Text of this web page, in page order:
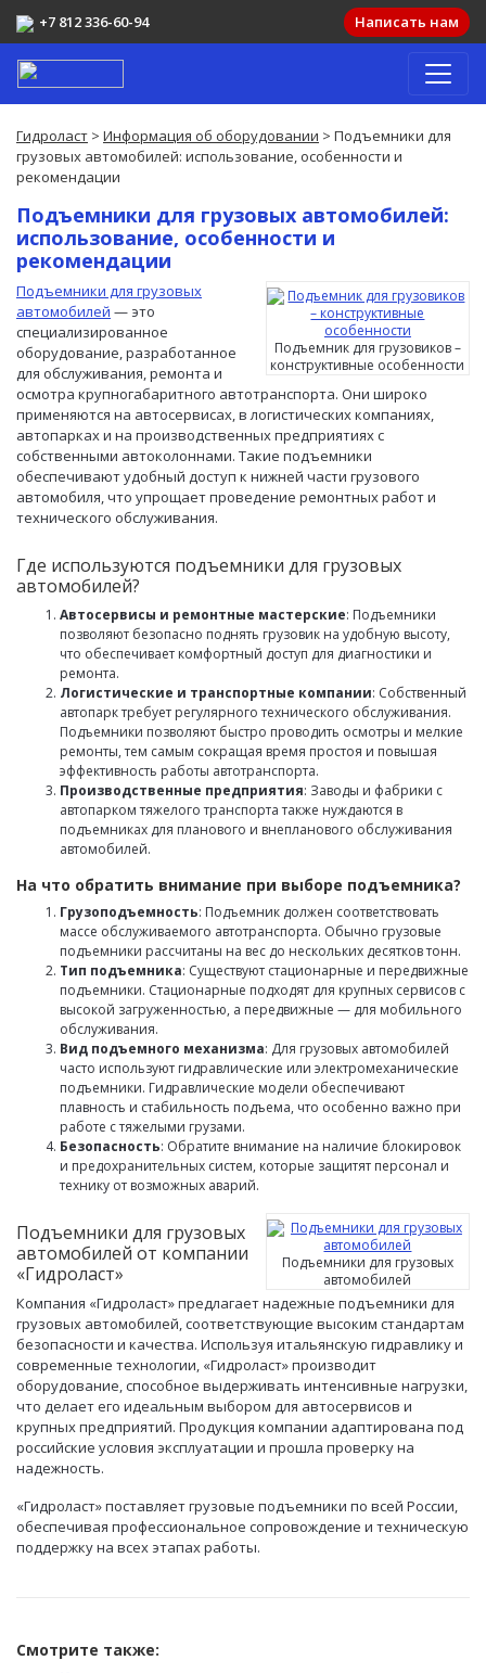
+7 812 336-60-94 Написать нам
Гидроласт > Информация об оборудовании > Подъемники для
грузовых автомобилей: использование, особенности и
рекомендации
Подъемники для грузовых автомобилей:
использование, особенности и
рекомендации
Подъемник для грузовиков –
конструктивные особенности
Подъемники для грузовых
автомобилей — это
специализированное
оборудование, разработанное
для обслуживания, ремонта и
осмотра крупногабаритного автотранспорта. Они широко
применяются на автосервисах, в логистических компаниях,
автопарках и на производственных предприятиях с
собственными автоколоннами. Такие подъемники
обеспечивают удобный доступ к нижней части грузового
автомобиля, что упрощает проведение ремонтных работ и
технического обслуживания.
Где используются подъемники для грузовых
автомобилей?
Автосервисы и ремонтные мастерские: Подъемники
позволяют безопасно поднять грузовик на удобную высоту,
что обеспечивает комфортный доступ для диагностики и
ремонта.
Логистические и транспортные компании: Собственный
автопарк требует регулярного технического обслуживания.
Подъемники позволяют быстро проводить осмотры и мелкие
ремонты, тем самым сокращая время простоя и повышая
эффективность работы автотранспорта.
Производственные предприятия: Заводы и фабрики с
автопарком тяжелого транспорта также нуждаются в
подъемниках для планового и внепланового обслуживания
автомобилей.
На что обратить внимание при выборе подъемника?
Грузоподъемность: Подъемник должен соответствовать
массе обслуживаемого автотранспорта. Обычно грузовые
подъемники рассчитаны на вес до нескольких десятков тонн.
Тип подъемника: Существуют стационарные и передвижные
подъемники. Стационарные подходят для крупных сервисов с
высокой загруженностью, а передвижные — для мобильного
обслуживания.
Вид подъемного механизма: Для грузовых автомобилей
часто используют гидравлические или электромеханические
подъемники. Гидравлические модели обеспечивают
плавность и стабильность подъема, что особенно важно при
работе с тяжелыми грузами.
Безопасность: Обратите внимание на наличие блокировок
и предохранительных систем, которые защитят персонал и
технику от возможных аварий.
Подъемники для грузовых
автомобилей
Подъемники для грузовых
автомобилей от компании
«Гидроласт»
Компания «Гидроласт» предлагает надежные подъемники для
грузовых автомобилей, соответствующие высоким стандартам
безопасности и качества. Используя итальянскую гидравлику и
современные технологии, «Гидроласт» производит
оборудование, способное выдерживать интенсивные нагрузки,
что делает его идеальным выбором для автосервисов и
крупных предприятий. Продукция компании адаптирована под
российские условия эксплуатации и прошла проверку на
надежность.
«Гидроласт» поставляет грузовые подъемники по всей России,
обеспечивая профессиональное сопровождение и техническую
поддержку на всех этапах работы.
Смотрите также: